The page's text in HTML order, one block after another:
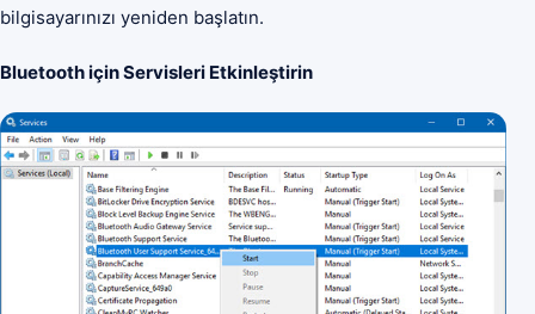
bilgisayarınızı yeniden başlatın.
Bluetooth için Servisleri Etkinleştirin